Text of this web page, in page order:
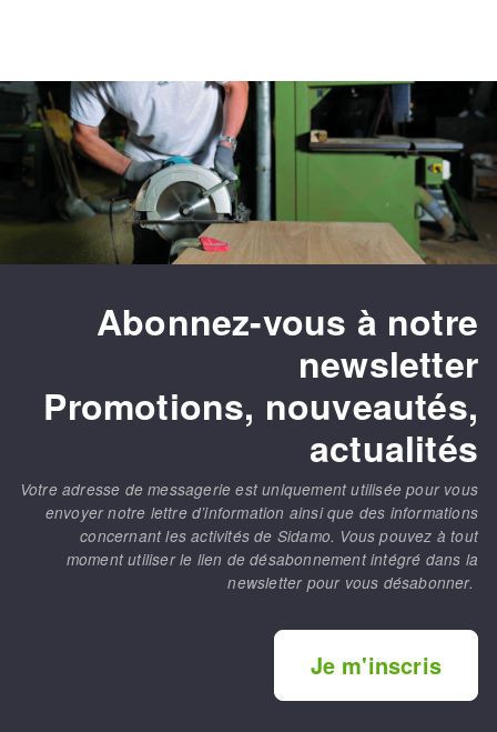
Abonnez-vous à notre
newsletter
Promotions, nouveautés,
actualités
Votre adresse de messagerie est uniquement utilisée pour vous
envoyer notre lettre d’information ainsi que des informations
concernant les activités de Sidamo. Vous pouvez à tout
moment utiliser le lien de désabonnement intégré dans la
newsletter pour vous désabonner.
Je m'inscris